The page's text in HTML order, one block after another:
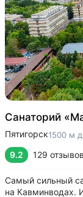
Санаторий
Пятигорск1500 м
9.2 129 отзывов
Самый сильный
на Кавминводах.